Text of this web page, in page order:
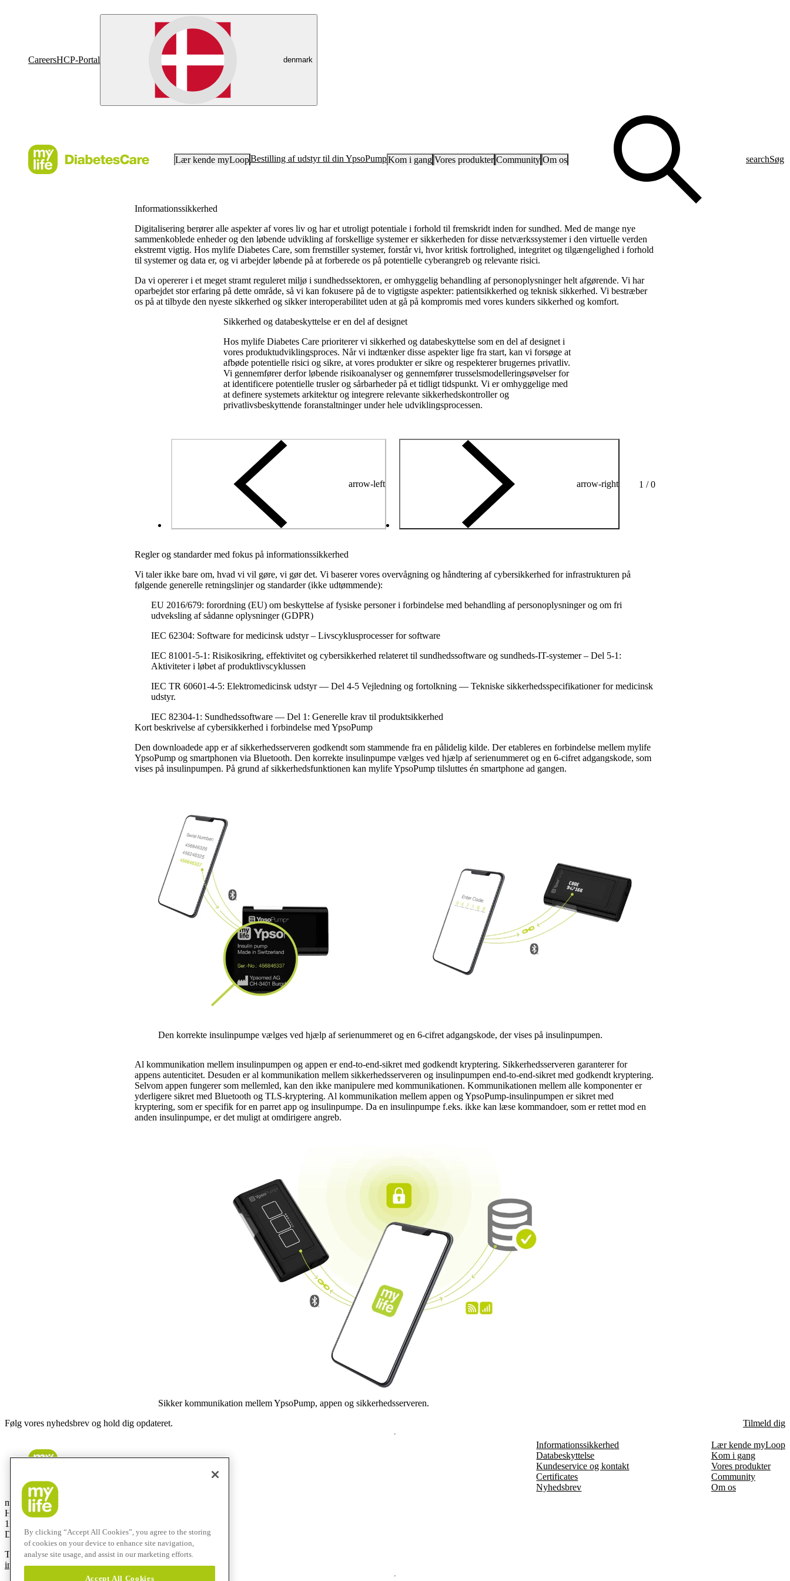
CareersHCP-Portal denmark
Lær kende myLoopBestilling af udstyr til din YpsoPumpKom i gang Vores produkter Community Om os searchSøg
Informationssikkerhed
Digitalisering berører alle aspekter af vores liv og har et utroligt potentiale i forhold til fremskridt inden for sundhed. Med de mange nye
sammenkoblede enheder og den løbende udvikling af forskellige systemer er sikkerheden for disse netværkssystemer i den virtuelle verden
ekstremt vigtig. Hos mylife Diabetes Care, som fremstiller systemer, forstår vi, hvor kritisk fortrolighed, integritet og tilgængelighed i forhold
til systemer og data er, og vi arbejder løbende på at forberede os på potentielle cyberangreb og relevante risici.
Da vi opererer i et meget stramt reguleret miljø i sundhedssektoren, er omhyggelig behandling af personoplysninger helt afgørende. Vi har
oparbejdet stor erfaring på dette område, så vi kan fokusere på de to vigtigste aspekter: patientsikkerhed og teknisk sikkerhed. Vi bestræber
os på at tilbyde den nyeste sikkerhed og sikker interoperabilitet uden at gå på kompromis med vores kunders sikkerhed og komfort.
Sikkerhed og databeskyttelse er en del af designet
Hos mylife Diabetes Care prioriterer vi sikkerhed og databeskyttelse som en del af designet i
vores produktudviklingsproces. Når vi indtænker disse aspekter lige fra start, kan vi forsøge at
afbøde potentielle risici og sikre, at vores produkter er sikre og respekterer brugernes privatliv.
Vi gennemfører derfor løbende risikoanalyser og gennemfører trusselsmodelleringsøvelser for
at identificere potentielle trusler og sårbarheder på et tidligt tidspunkt. Vi er omhyggelige med
at definere systemets arkitektur og integrere relevante sikkerhedskontroller og
privatlivsbeskyttende foranstaltninger under hele udviklingsprocessen.
arrow-left arrow-right 1 / 0
Regler og standarder med fokus på informationssikkerhed
Vi taler ikke bare om, hvad vi vil gøre, vi gør det. Vi baserer vores overvågning og håndtering af cybersikkerhed for infrastrukturen på
følgende generelle retningslinjer og standarder (ikke udtømmende):
EU 2016/679: forordning (EU) om beskyttelse af fysiske personer i forbindelse med behandling af personoplysninger og om fri
udveksling af sådanne oplysninger (GDPR)
IEC 62304: Software for medicinsk udstyr – Livscyklusprocesser for software
IEC 81001-5-1: Risikosikring, effektivitet og cybersikkerhed relateret til sundhedssoftware og sundheds-IT-systemer – Del 5-1:
Aktiviteter i løbet af produktlivscyklussen
IEC TR 60601-4-5: Elektromedicinsk udstyr — Del 4-5 Vejledning og fortolkning — Tekniske sikkerhedsspecifikationer for medicinsk
udstyr.
IEC 82304-1: Sundhedssoftware — Del 1: Generelle krav til produktsikkerhed
Kort beskrivelse af cybersikkerhed i forbindelse med YpsoPump
Den downloadede app er af sikkerhedsserveren godkendt som stammende fra en pålidelig kilde. Der etableres en forbindelse mellem mylife
YpsoPump og smartphonen via Bluetooth. Den korrekte insulinpumpe vælges ved hjælp af serienummeret og en 6-cifret adgangskode, som
vises på insulinpumpen. På grund af sikkerhedsfunktionen kan mylife YpsoPump tilsluttes én smartphone ad gangen.
Den korrekte insulinpumpe vælges ved hjælp af serienummeret og en 6-cifret adgangskode, der vises på insulinpumpen.
Al kommunikation mellem insulinpumpen og appen er end-to-end-sikret med godkendt kryptering. Sikkerhedsserveren garanterer for
appens autenticitet. Desuden er al kommunikation mellem sikkerhedsserveren og insulinpumpen end-to-end-sikret med godkendt kryptering.
Selvom appen fungerer som mellemled, kan den ikke manipulere med kommunikationen. Kommunikationen mellem alle komponenter er
yderligere sikret med Bluetooth og TLS-kryptering. Al kommunikation mellem appen og YpsoPump-insulinpumpen er sikret med
kryptering, som er specifik for en parret app og insulinpumpe. Da en insulinpumpe f.eks. ikke kan læse kommandoer, som er rettet mod en
anden insulinpumpe, er det muligt at omdirigere angreb.
Sikker kommunikation mellem YpsoPump, appen og sikkerhedsserveren.
Følg vores nyhedsbrev og hold dig opdateret.
Tilmeld dig
mylife Diabetes Care ApS
Hammerensgade 1, 2 sal
1267 København K
Denmark
T
+45 48 24 00 45
info@mylife-diabetescare.dk
Informationssikkerhed
Databeskyttelse
Kundeservice og kontakt
Certificates
Nyhedsbrev
Lær kende myLoop
Kom i gang
Vores produkter
Community
Om os
By clicking “Accept All Cookies”, you agree to the storing
of cookies on your device to enhance site navigation,
analyse site usage, and assist in our marketing efforts.
Accept All Cookies